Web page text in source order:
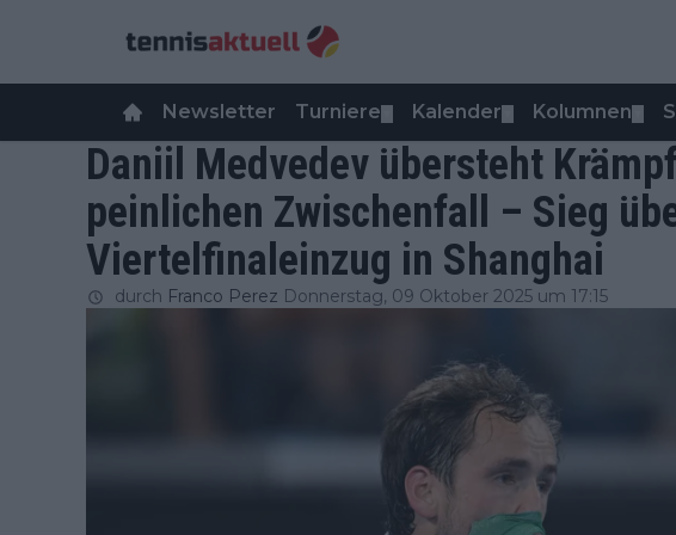
Newsletter Turniere Kalender Kolumnen
Daniil Medvedev übersteht
peinlichen Zwischenfall – Sieg
Viertelfinaleinzug in Shanghai
durch Franco Perez Donnerstag, 09 Oktober 2025 um 17:15